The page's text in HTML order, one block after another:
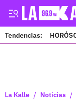
Tendencias:
La Kalle / Noticias /